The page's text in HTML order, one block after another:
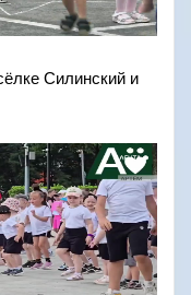
Силинский и